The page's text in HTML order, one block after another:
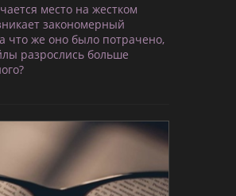
место на жестком
закономерный
что же оно было потрачено,
разрослись больше